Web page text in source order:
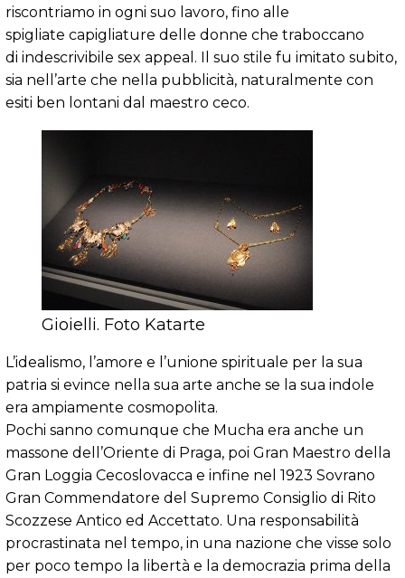
riscontriamo in ogni suo lavoro, fino alle
spigliate capigliature delle donne che traboccano
di indescrivibile sex appeal. Il suo stile fu imitato subito,
sia nell’arte che nella pubblicità, naturalmente con
esiti ben lontani dal maestro ceco.
Gioielli. Foto Katarte
L’idealismo, l’amore e l’unione spirituale per la sua
patria si evince nella sua arte anche se la sua indole
era ampiamente cosmopolita.
Pochi sanno comunque che Mucha era anche un
massone dell’Oriente di Praga, poi Gran Maestro della
Gran Loggia Cecoslovacca e infine nel 1923 Sovrano
Gran Commendatore del Supremo Consiglio di Rito
Scozzese Antico ed Accettato. Una responsabilità
procrastinata nel tempo, in una nazione che visse solo
per poco tempo la libertà e la democrazia prima della